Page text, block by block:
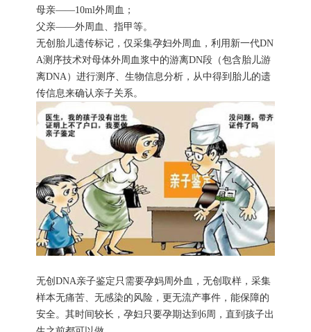
母亲——10ml外周血；
父亲——外周血、指甲等。
无创胎儿遗传标记，仅采集孕妇外周血，利用新一代DN
A测序技术对母体外周血浆中的游离DN段（包含胎儿游
离DNA）进行测序、生物信息分析，从中得到胎儿的遗
传信息来确认亲子关系。
无创DNA亲子鉴定只需要孕妈周外血，无创取样，采集
样本无痛苦、无感染的风险，更无流产事件，能保障的
安全。其时间较长，孕妇只要孕期达到6周，直到孩子出